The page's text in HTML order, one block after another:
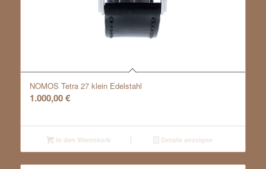
NOMOS Tetra 27 klein Edelstahl
1.000,00€
In den Warenkorb Details anzeigen